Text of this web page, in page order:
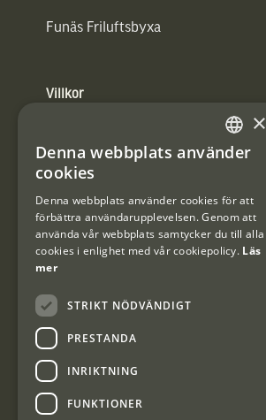
Funäs Friluftsbyxa
Villkor
Användarvillkor
#Interjaktfamily
Kundklubb
Information om kundklubben.
SWEDISH
×
Denna webbplats använder
cookies
Denna webbplats använder cookies för att
förbättra användarupplevelsen. Genom att
använda vår webbplats samtycker du till alla
cookies i enlighet med vår cookiepolicy. Läs
mer
STRIKT NÖDVÄNDIGT
PRESTANDA
INRIKTNING
FUNKTIONER